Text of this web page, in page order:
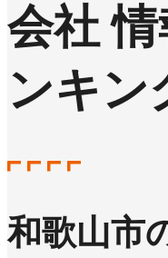
会社
ンキン
和歌山市